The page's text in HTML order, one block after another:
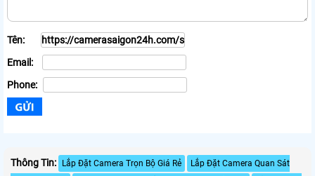
Tên:
Email:
Phone:
Thông Tin: Lắp Đặt Camera Trọn Bộ Giá Rẻ
Lắp Đặt Camera Quan Sát